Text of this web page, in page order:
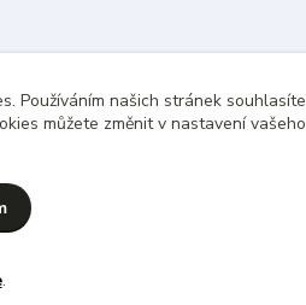
Používáním našich stránek souhlasíte
můžete změnit v nastavení vašeho
.